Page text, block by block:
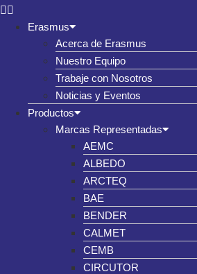
Erasmus
Acerca de Erasmus
Nuestro Equipo
Trabaje con Nosotros
Noticias y Eventos
Productos
Marcas Representadas
AEMC
ALBEDO
ARCTEQ
BAE
BENDER
CALMET
CEMB
CIRCUTOR